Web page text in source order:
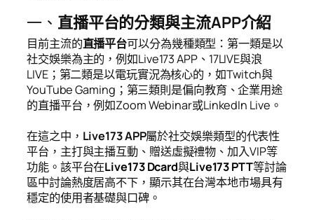
一、 直播平台的分類與主流APP介紹
目前主流的直播平台可以分為幾種類型：第一類是以
社交娛樂為主的，例如Live173 APP、17LIVE與浪
LIVE；第二類是以電玩實況為核心的，如Twitch與
YouTube Gaming；第三類則是偏向教育、企業用途
的直播平台，例如Zoom Webinar或LinkedIn Live。
在這之中， Live173 APP屬於社交娛樂類型的代表性
平台，主打與主播互動、贈送虛擬禮物、加入VIP等
功能。該平台在Live173 Dcard與Live173 PTT等討論
區中討論熱度居高不下，顯示其在台灣本地市場具有
穩定的使用者基礎與口碑。